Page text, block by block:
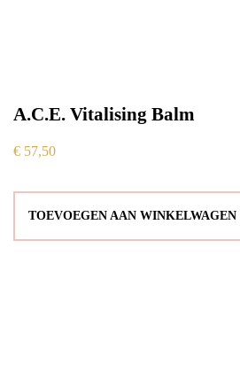
A.C.E. Vitalising Balm
€ 57,50
TOEVOEGEN AAN WINKELWAGEN